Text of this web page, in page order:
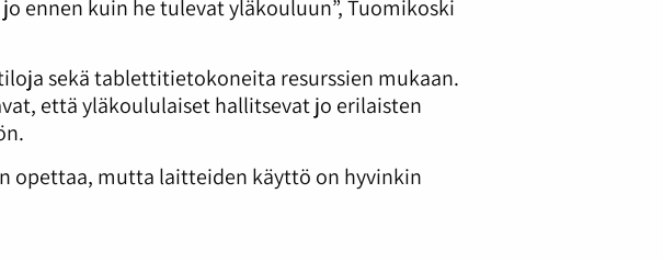
ennen kuin he tulevat yläkouluun”, Tuomikoski
sekä tablettitietokoneita resurssien mukaan.
että yläkoululaiset hallitsevat jo erilaisten
opettaa, mutta laitteiden käyttö on hyvinkin